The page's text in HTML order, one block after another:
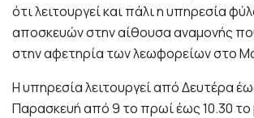
ότι λειτουργεί και πάλι η υπηρεσία
αποσκευών στην αίθουσα αναμονής
στην αφετηρία των λεωφορείων στο
Η υπηρεσία λειτουργεί από Δευτέρα
Παρασκευή από 9 το πρωί έως 10.30 το